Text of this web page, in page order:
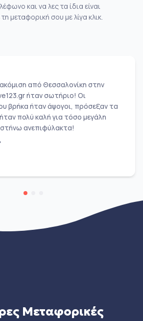
και να λες τα ίδια είναι
μεταφορική σου με λίγα κλικ.
από Θεσσαλονίκη στην
ήταν σωτήριο! Οι
βρήκα ήταν άψογοι, πρόσεξαν τα
πολύ καλή για τόσο μεγάλη
ανεπιφύλακτα!
Μεταφορικές